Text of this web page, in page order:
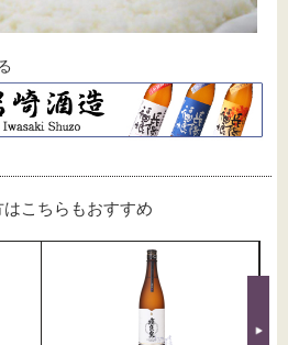
こちらもおすすめ